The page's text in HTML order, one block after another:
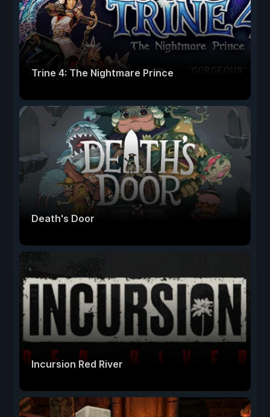
Trine 4: The Nightmare Prince
Death's Door
Incursion Red River